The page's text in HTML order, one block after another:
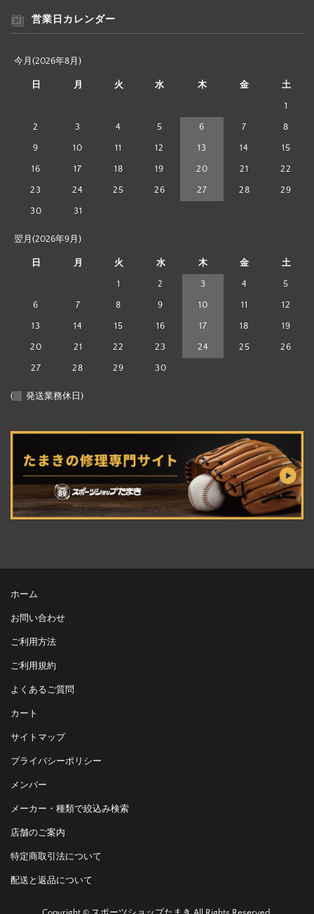
営業日カレンダー
今月(2026年8月)
日 月 火 水 木 金 土
1
2 3 4 5 6 7 8
9 10 11 12 13 14 15
16 17 18 19 20 21 22
23 24 25 26 27 28 29
30 31
翌月(2026年9月)
日 月 火 水 木 金 土
1 2 3 4 5
6 7 8 9 10 11 12
13 14 15 16 17 18 19
20 21 22 23 24 25 26
27 28 29 30
( 発送業務休日)
ホーム
お問い合わせ
ご利用方法
ご利用規約
よくあるご質問
カート
サイトマップ
プライバシーポリシー
メンバー
メーカー・種類で絞込み検索
店舗のご案内
特定商取引法について
配送と返品について